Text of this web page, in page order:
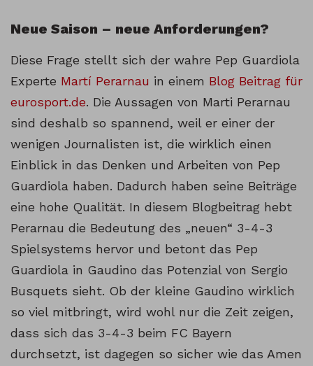
Neue Saison – neue Anforderungen?
Diese Frage stellt sich der wahre Pep Guardiola
Experte Martí Perarnau in einem Blog Beitrag für
eurosport.de. Die Aussagen von Marti Perarnau
sind deshalb so spannend, weil er einer der
wenigen Journalisten ist, die wirklich einen
Einblick in das Denken und Arbeiten von Pep
Guardiola haben. Dadurch haben seine Beiträge
eine hohe Qualität. In diesem Blogbeitrag hebt
Perarnau die Bedeutung des „neuen“ 3-4-3
Spielsystems hervor und betont das Pep
Guardiola in Gaudino das Potenzial von Sergio
Busquets sieht. Ob der kleine Gaudino wirklich
so viel mitbringt, wird wohl nur die Zeit zeigen,
dass sich das 3-4-3 beim FC Bayern
durchsetzt, ist dagegen so sicher wie das Amen